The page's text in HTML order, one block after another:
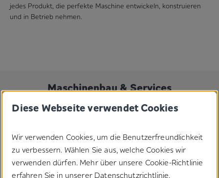
jedes Produkt, die perfekte Maschine entwickeln, konstruieren
und in Betrieb nehmen.
Maschinenbau & Services
Diese Webseite verwendet Cookies
Wir verwenden Cookies, um die Benutzerfreundlichkeit
zu verbessern. Wählen Sie aus, welche Cookies wir
verwenden dürfen. Mehr über unsere Cookie-Richtlinie
erfahren Sie in unserer Datenschutzrichtlinie.